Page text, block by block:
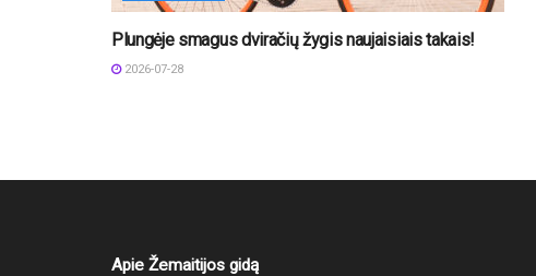
Plungėje smagus dviračių žygis naujaisiais takais!
2026-07-28
Apie Žemaitijos gidą